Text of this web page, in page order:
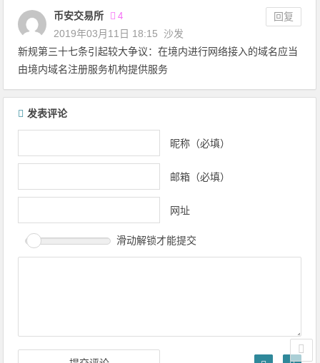
币安交易所 4
回复
2019年03月11日 18:15
沙发
新规第三十七条引起较大争议：在境内进行网络接入的域名应当
由境内域名注册服务机构提供服务
发表评论
昵称（必填）
邮箱（必填）
网址
滑动解锁才能提交